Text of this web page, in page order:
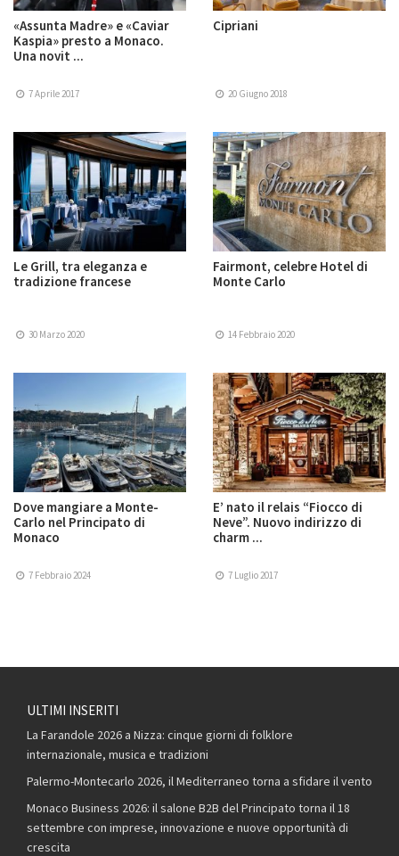
«Assunta Madre» e «Caviar
Kaspia» presto a Monaco.
Una novit ...
7 Aprile 2017
Cipriani
20 Giugno 2018
Le Grill, tra eleganza e
tradizione francese
30 Marzo 2020
Fairmont, celebre Hotel di
Monte Carlo
14 Febbraio 2020
Dove mangiare a Monte-
Carlo nel Principato di
Monaco
7 Febbraio 2024
E’ nato il relais “Fiocco di
Neve”. Nuovo indirizzo di
charm ...
7 Luglio 2017
ULTIMI INSERITI
La Farandole 2026 a Nizza: cinque giorni di folklore
internazionale, musica e tradizioni
Palermo-Montecarlo 2026, il Mediterraneo torna a sfidare il vento
Monaco Business 2026: il salone B2B del Principato torna il 18
settembre con imprese, innovazione e nuove opportunità di
crescita